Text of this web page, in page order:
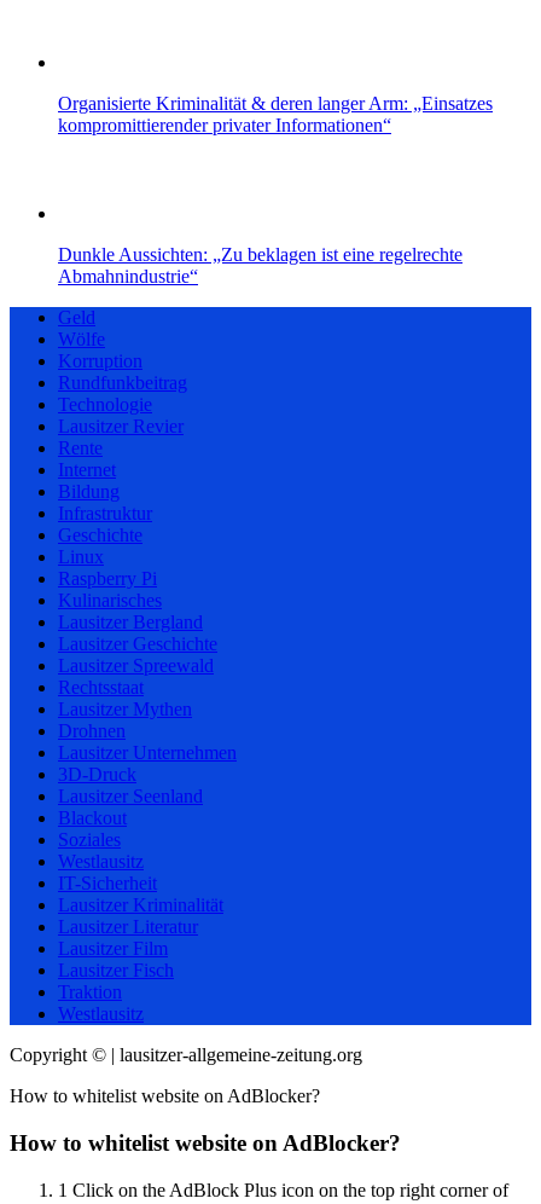
Organisierte Kriminalität & deren langer Arm: „Einsatzes
kompromittierender privater Informationen“
Dunkle Aussichten: „Zu beklagen ist eine regelrechte
Abmahnindustrie“
Geld
Wölfe
Korruption
Rundfunkbeitrag
Technologie
Lausitzer Revier
Rente
Internet
Bildung
Infrastruktur
Geschichte
Linux
Raspberry Pi
Kulinarisches
Lausitzer Bergland
Lausitzer Geschichte
Lausitzer Spreewald
Rechtsstaat
Lausitzer Mythen
Drohnen
Lausitzer Unternehmen
3D-Druck
Lausitzer Seenland
Blackout
Soziales
Westlausitz
IT-Sicherheit
Lausitzer Kriminalität
Lausitzer Literatur
Lausitzer Film
Lausitzer Fisch
Traktion
Westlausitz
Copyright © | lausitzer-allgemeine-zeitung.org
How to whitelist website on AdBlocker?
How to whitelist website on AdBlocker?
1 Click on the AdBlock Plus icon on the top right corner of